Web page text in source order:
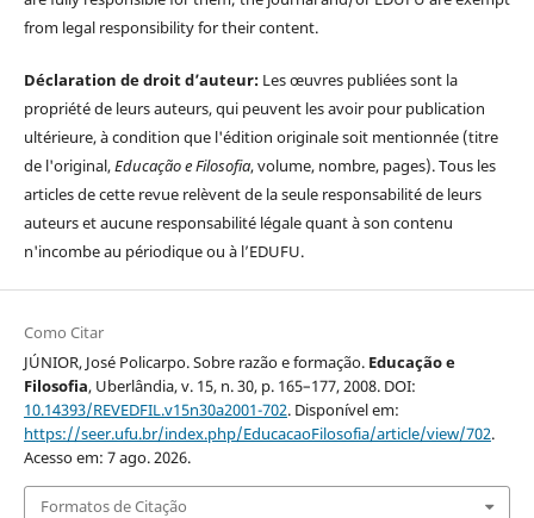
from legal responsibility for their content.
Déclaration de droit d’auteur: Les œuvres publiées sont la
propriété de leurs auteurs, qui peuvent les avoir pour publication
ultérieure, à condition que l'édition originale soit mentionnée (titre
de l'original,Educação e Filosofia, volume, nombre, pages). Tous les
articles de cette revue relèvent de la seule responsabilité de leurs
auteurs et aucune responsabilité légale quant à son contenu
n'incombe au périodique ou à l’EDUFU.
Como Citar
JÚNIOR, José Policarpo. Sobre razão e formação. Educação e
Filosofia, Uberlândia, v. 15, n. 30, p. 165–177, 2008. DOI:
10.14393/REVEDFIL.v15n30a2001-702. Disponível em:
https://seer.ufu.br/index.php/EducacaoFilosofia/article/view/702.
Acesso em: 7 ago. 2026.
Formatos de Citação